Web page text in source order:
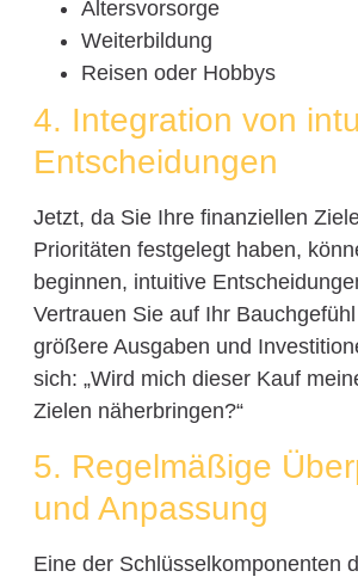
Altersvorsorge
Weiterbildung
Reisen oder Hobbys
4. Integration von
Entscheidungen
Jetzt, da Sie Ihre finanziellen
Prioritäten festgelegt haben,
beginnen, intuitive
Vertrauen Sie auf Ihr
größere Ausgaben und
sich: „Wird mich dieser Kauf
Zielen näherbringen?“
5. Regelmäßige
und Anpassung
Eine der Schlüsselkomponenten